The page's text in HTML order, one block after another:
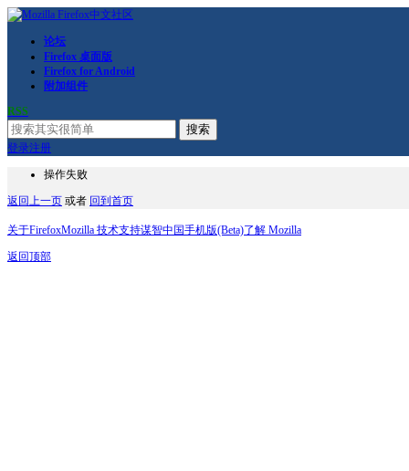
论坛
Firefox 桌面版
Firefox for Android
附加组件
RSS
搜索
登录注册
操作失败
返回上一页 或者 回到首页
关于FirefoxMozilla 技术支持谋智中国手机版(Beta)了解 Mozilla
返回顶部